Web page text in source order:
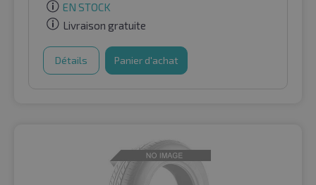
EN STOCK
Livraison gratuite
Détails Panier d'achat